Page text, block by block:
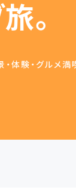
。
験・グルメ満